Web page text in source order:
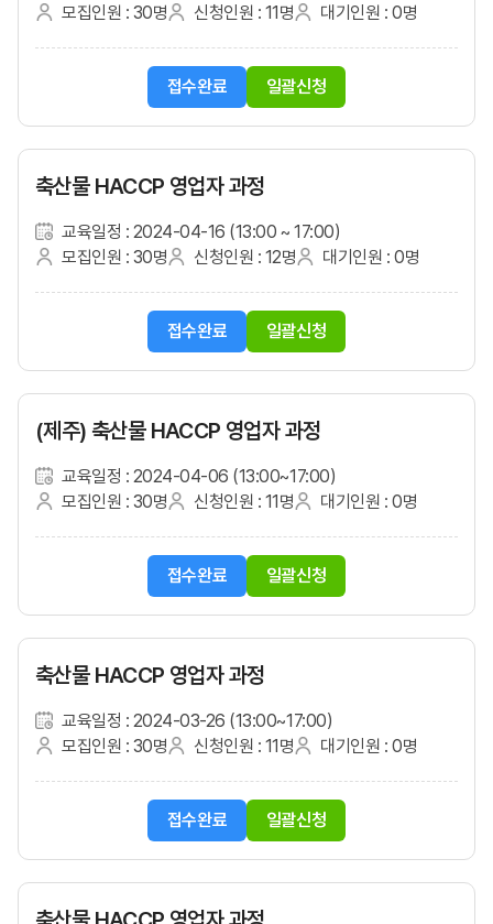
모집인원 : 30명 신청인원 : 11명 대기인원 : 0명
접수완료 일괄신청
축산물 HACCP 영업자 과정
교육일정 : 2024-04-16 (13:00 ~ 17:00)
모집인원 : 30명
신청인원 : 12명 대기인원 : 0명
접수완료 일괄신청
(제주) 축산물 HACCP 영업자 과정
교육일정 : 2024-04-06 (13:00~17:00)
모집인원 : 30명
신청인원 : 11명 대기인원 : 0명
접수완료 일괄신청
축산물 HACCP 영업자 과정
교육일정 : 2024-03-26 (13:00~17:00)
모집인원 : 30명
신청인원 : 11명 대기인원 : 0명
접수완료 일괄신청